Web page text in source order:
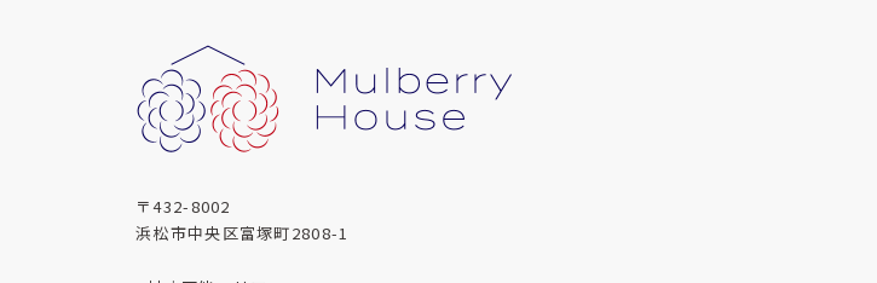
〒432-8002
浜松市中央区富塚町2808-1